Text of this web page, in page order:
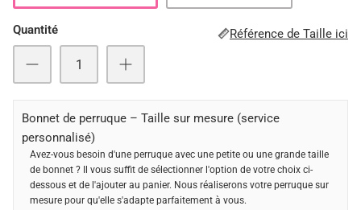
Quantité Référence de Taille ici
Bonnet de perruque – Taille sur mesure (service
personnalisé)
Avez-vous besoin d'une perruque avec une petite ou une grande taille
de bonnet ? Il vous suffit de sélectionner l'option de votre choix ci-
dessous et de l'ajouter au panier. Nous réaliserons votre perruque sur
mesure pour qu'elle s'adapte parfaitement à vous.